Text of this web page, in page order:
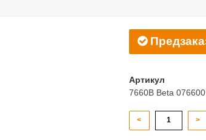
Артикул
7660B Beta
< >